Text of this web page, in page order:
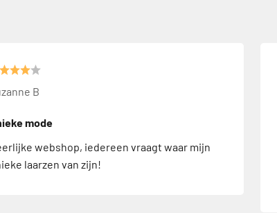
B
mode
webshop, iedereen vraagt waar mijn
laarzen van zijn!